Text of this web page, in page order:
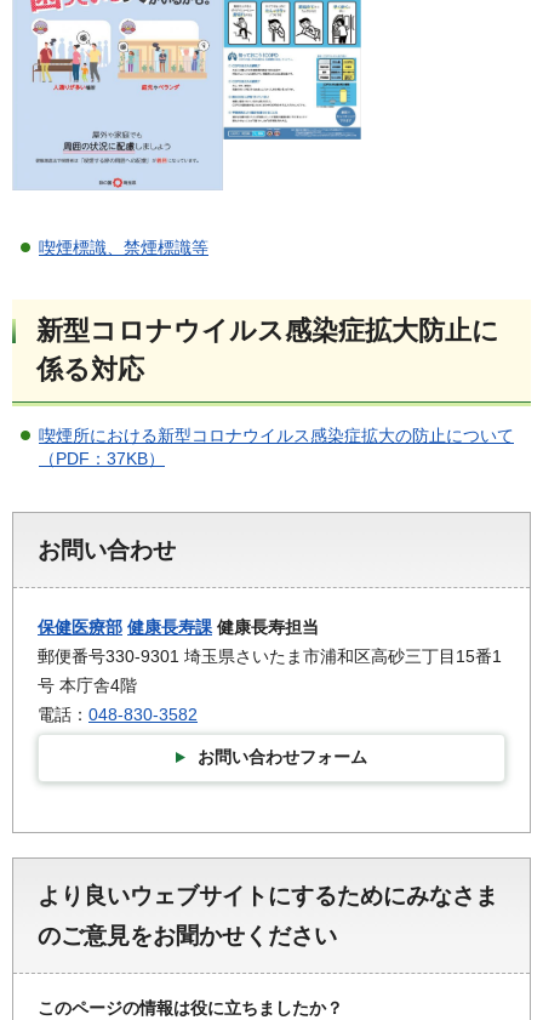
喫煙標識、禁煙標識等
新型コロナウイルス感染症拡大防止に
係る対応
喫煙所における新型コロナウイルス感染症拡大の防止について
（PDF：37KB）
お問い合わせ
保健医療部 健康長寿課 健康長寿担当
郵便番号330-9301 埼玉県さいたま市浦和区高砂三丁目15番1
号 本庁舎4階
電話： 048-830-3582
お問い合わせフォーム
より良いウェブサイトにするためにみなさま
のご意見をお聞かせください
このページの情報は役に立ちましたか？